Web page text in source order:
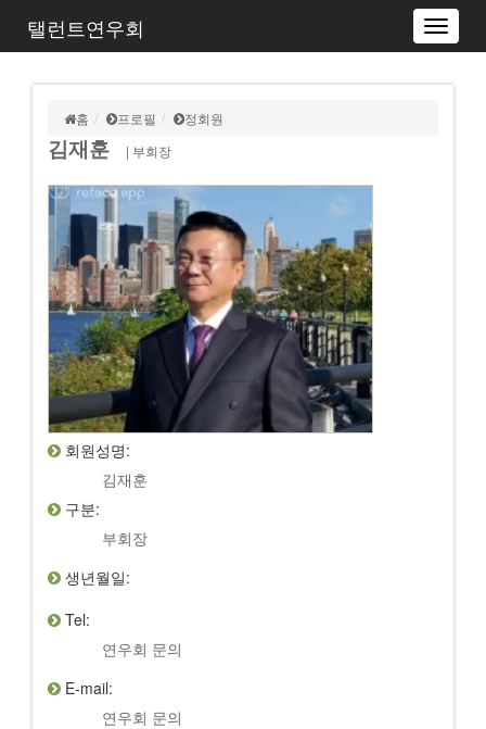
Toggle
탤런트연우회
홈 프로필 정회원
김재훈 | 부회장
회원성명:
김재훈
구분:
부회장
생년월일:
Tel:
연우회 문의
E-mail:
연우회 문의